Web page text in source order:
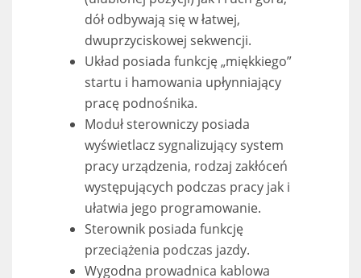
dół odbywają się w łatwej,
dwuprzyciskowej sekwencji.
Układ posiada funkcję „miękkiego”
startu i hamowania upłynniający
pracę podnośnika.
Moduł sterowniczy posiada
wyświetlacz sygnalizujący system
pracy urządzenia, rodzaj zakłóceń
występujących podczas pracy jak i
ułatwia jego programowanie.
Sterownik posiada funkcję
przeciążenia podczas jazdy.
Wygodna prowadnica kablowa